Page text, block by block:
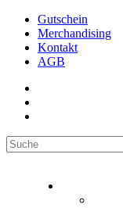
Gutschein
Merchandising
Kontakt
AGB
Suchen